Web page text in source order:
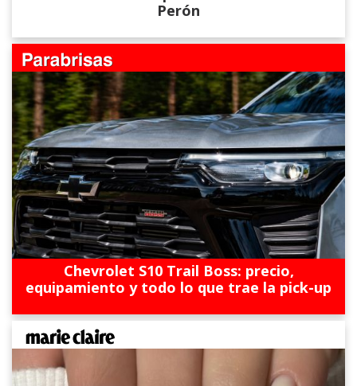
Perón
Chevrolet S10 Trail Boss: precio,
equipamiento y todo lo que trae la pick-up